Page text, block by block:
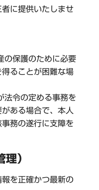
に提供いたしませ
の保護のために必要
ることが困難な場
法令の定める事務を
ある場合で、本人
務の遂行に支障を
）
を正確かつ最新の